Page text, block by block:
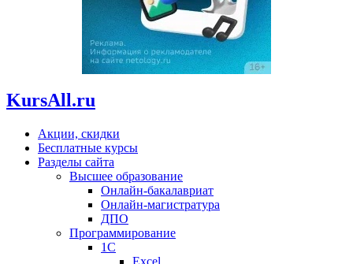
KursAll.ru
Акции, скидки
Бесплатные курсы
Разделы сайта
Высшее образование
Онлайн-бакалавриат
Онлайн-магистратура
ДПО
Программирование
1С
Excel